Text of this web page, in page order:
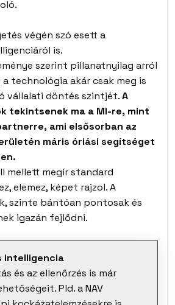
végén szó esett a
is.
szerint pillanatnyilag arról
technológia akár csak meg is
vállalati döntés szintjét.A
tekintsenek ma a MI-re, mint
ami elsősorban az
máris óriási segítséget
mellett megír standard
elemez, képet rajzol. A
szinte bántóan pontosak és
igazán fejlődni.
intelligencia
és az ellenőrzés is már
Pld. a NAV